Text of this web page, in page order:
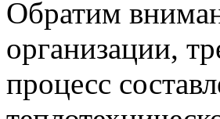
Обратим
организации,
процесс